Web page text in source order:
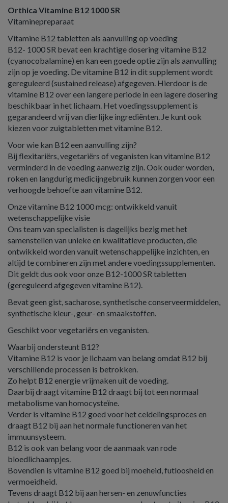
Orthica Vitamine B12 1000 SR
Vitaminepreparaat
Vitamine B12 tabletten als aanvulling op voeding
B12- 1000 SR bevat een krachtige dosering vitamine B12
(cyanocobalamine) en kan een goede optie zijn als aanvulling
zijn op je voeding. De vitamine B12 in dit supplement wordt
gereguleerd (sustained release) afgegeven. Hierdoor is de
vitamine B12 over een langere periode in een lagere dosering
beschikbaar in het lichaam. Het voedingssupplement is
gegarandeerd vrij van dierlijke ingrediënten. Je kunt ook
kiezen voor zuigtabletten met vitamine B12.
Voor wie kan B12 een aanvulling zijn?
Bij flexitariërs, vegetariërs of veganisten kan vitamine B12
verminderd in de voeding aanwezig zijn. Ook ouder worden,
roken en langdurig medicijngebruik kunnen zorgen voor een
verhoogde behoefte aan vitamine B12.
Onze vitamine B12 1000 mcg: ontwikkeld vanuit
wetenschappelijke visie
Ons team van specialisten is dagelijks bezig met het
samenstellen van unieke en kwalitatieve producten, die
ontwikkeld worden vanuit wetenschappelijke inzichten, en
altijd te combineren zijn met andere voedingssupplementen.
Dit geldt dus ook voor onze B12-1000 SR tabletten
(gereguleerd afgegeven vitamine B12).
Bevat geen gist, sacharose, synthetische conserveermiddelen,
synthetische kleur-, geur- en smaakstoffen.
Geschikt voor vegetariërs en veganisten.
Waarbij ondersteunt B12?
Vitamine B12 is voor je lichaam van belang omdat B12 bij
verschillende processen is betrokken.
Zo helpt B12 energie vrijmaken uit de voeding.
Daarbij draagt vitamine B12 draagt bij tot een normaal
metabolisme van homocysteïne.
Verder is vitamine B12 goed voor het celdelingsproces en
draagt B12 bij aan het normale functioneren van het
immuunsysteem.
B12 is ook van belang voor de aanmaak van rode
bloedlichaampjes.
Bovendien is vitamine B12 goed bij moeheid, futloosheid en
vermoeidheid.
Tevens draagt B12 bij aan hersen- en zenuwfuncties